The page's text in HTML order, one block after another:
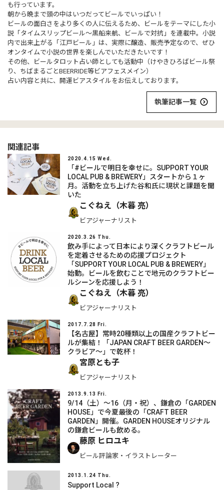
も行っています。
朝から晩まで頭の中はいつだってビールでいっぱい！
ビールの面白さをより多くの人に伝えるため、ビールをテーマにした小
説「タイムスリップビール～黒船来航、ビールで対抗」を連載中。小説
内で出来上がる「江戸ビール」は、実際に醸造、販売予定なので、ぜひ
オンタイムで小説の世界を楽しんでいただきたいです！
その他、ビールタロット占い師としても活動中（けやきひろばビール祭
り、ちばまるごとBEERRIDE等ビアフェスメイン）
占い内容と共に、開運ビアスタイルをお伝えしております。
執筆記事一覧
関連記事
2020.4.15 Wed.
「#ビールで明日を幸せに。SUPPORT YOUR
LOCAL PUB & BREWERY」スタートから１ヶ
月。活動を立ち上げた谷和氏に現状と課題を聞
いた
こぐねえ（木暮 亮）
ビアジャーナリスト
2020.3.26 Thu.
飲み手によって日本により深くクラフトビール
を定着させるための応援プロジェクト
「SUPPORT YOUR LOCAL PUB & BREWERY」
始動。ビールを飲むことで地元のクラフトビー
ルシーンを応援しよう！
こぐねえ（木暮 亮）
ビアジャーナリスト
2017.7.28 Fri.
【名古屋】常時20種類以上の国産クラフトビー
ルが集結！「JAPAN CRAFT BEER GARDEN〜
クラビア〜」で乾杯！
宮原とも子
ビアジャーナリスト
2013.9.13 Fri.
9/14（土）～16（月・祝）、鎌倉の「GARDEN
HOUSE」で今夏最後の「CRAFT BEER
GARDEN」開催。GARDEN HOUSEオリジナル
の鎌倉ビールも飲める。
藤原 ヒロユキ
ビール評論家・イラストレーター
2013.1.24 Thu.
Support Local ?